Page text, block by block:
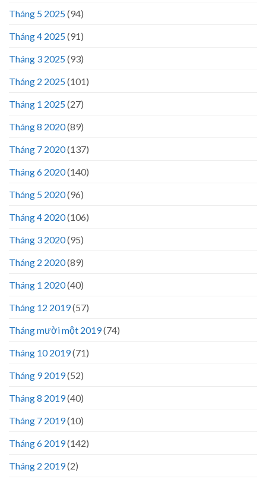
Tháng 5 2025(94)
Tháng 4 2025(91)
Tháng 3 2025(93)
Tháng 2 2025(101)
Tháng 1 2025(27)
Tháng 8 2020(89)
Tháng 7 2020(137)
Tháng 6 2020(140)
Tháng 5 2020(96)
Tháng 4 2020(106)
Tháng 3 2020(95)
Tháng 2 2020(89)
Tháng 1 2020(40)
Tháng 12 2019(57)
Tháng mười một 2019(74)
Tháng 10 2019(71)
Tháng 9 2019(52)
Tháng 8 2019(40)
Tháng 7 2019(10)
Tháng 6 2019(142)
Tháng 2 2019(2)